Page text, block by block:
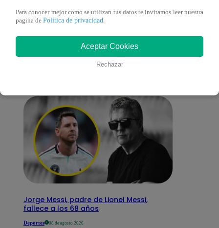
También te puede
interesar
Jorge Messi, padre de Lionel Messi,
fallece a los 68 años
Deportes 08 de agosto 2026
Para conocer mejor como se utilizan tus datos te invitamos leer nuestra
pagina de Política de privacidad.
Aceptar Cookies
Rechazar